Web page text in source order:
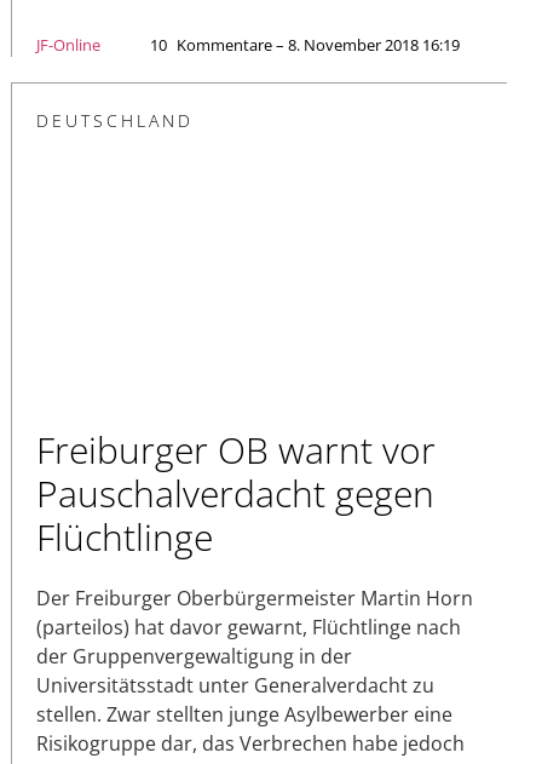
JF-Online 10 Kommentare – 8. November 2018 16:19
DEUTSCHLAND
Freiburger OB warnt vor
Pauschalverdacht gegen
Flüchtlinge
Der Freiburger Oberbürgermeister Martin Horn
(parteilos) hat davor gewarnt, Flüchtlinge nach
der Gruppenvergewaltigung in der
Universitätsstadt unter Generalverdacht zu
stellen. Zwar stellten junge Asylbewerber eine
Risikogruppe dar, das Verbrechen habe jedoch